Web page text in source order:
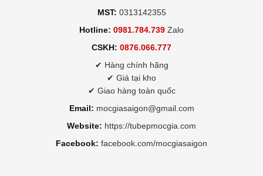
MST: 0313142355
Hotline: 0981.784.739 Zalo
CSKH: 0876.066.777
✔ Hàng chính hãng
✔ Giá tại kho
✔ Giao hàng toàn quốc
Email: mocgiasaigon@gmail.com
Website: https://tubepmocgia.com
Facebook: facebook.com/mocgiasaigon